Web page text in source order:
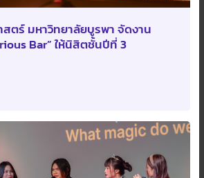
ตร์ มหาวิทยาลัยบูรพา จัดงาน
Bar” ให้นิสิตชั้นปีที่ 3